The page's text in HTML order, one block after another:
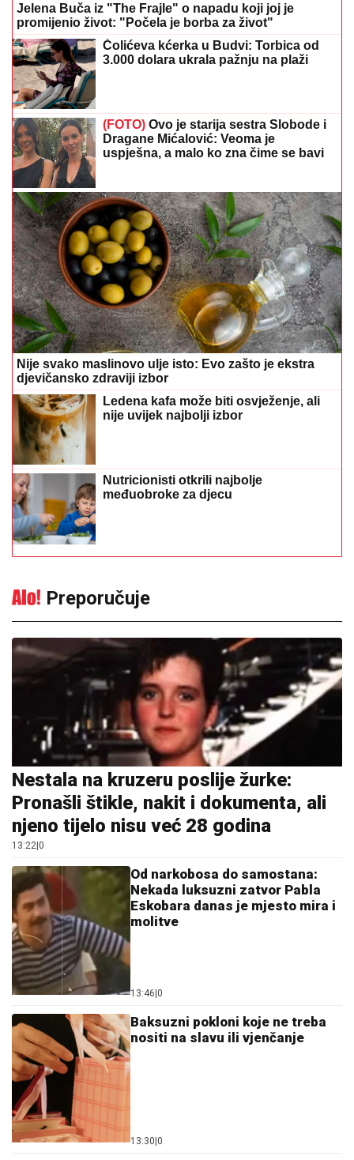
Jelena Buča iz "The Frajle" o napadu koji joj je
promijenio život: "Počela je borba za život"
Čolićeva kćerka u Budvi: Torbica od
3.000 dolara ukrala pažnju na plaži
(FOTO) Ovo je starija sestra Slobode i
Dragane Mićalović: Veoma je
uspješna, a malo ko zna čime se bavi
Nije svako maslinovo ulje isto: Evo zašto je ekstra
djevičansko zdraviji izbor
Ledena kafa može biti osvježenje, ali
nije uvijek najbolji izbor
Nutricionisti otkrili najbolje
međuobroke za djecu
Preporučuje
Nestala na kruzeru poslije žurke:
Pronašli štikle, nakit i dokumenta, ali
njeno tijelo nisu već 28 godina
13:22|0
Od narkobosa do samostana:
Nekada luksuzni zatvor Pabla
Eskobara danas je mjesto mira i
molitve
13:46|0
Baksuzni pokloni koje ne treba
nositi na slavu ili vjenčanje
13:30|0